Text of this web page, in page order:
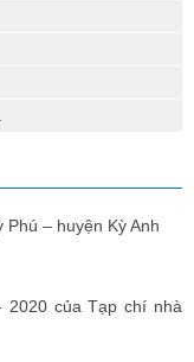
– huyện Kỳ Anh
2020 của Tạp chí nhà